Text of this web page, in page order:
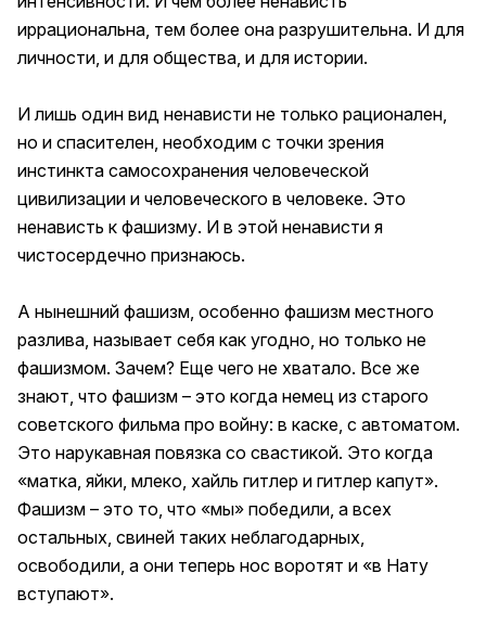
иррациональна, тем более она разрушительна. И для
личности, и для общества, и для истории.
И лишь один вид ненависти не только рационален,
но и спасителен, необходим с точки зрения
инстинкта самосохранения человеческой
цивилизации и человеческого в человеке. Это
ненависть к фашизму. И в этой ненависти я
чистосердечно признаюсь.
А нынешний фашизм, особенно фашизм местного
разлива, называет себя как угодно, но только не
фашизмом. Зачем? Еще чего не хватало. Все же
знают, что фашизм – это когда немец из старого
советского фильма про войну: в каске, с автоматом.
Это нарукавная повязка со свастикой. Это когда
«матка, яйки, млеко, хайль гитлер и гитлер капут».
Фашизм – это то, что «мы» победили, а всех
остальных, свиней таких неблагодарных,
освободили, а они теперь нос воротят и «в Нату
вступают».